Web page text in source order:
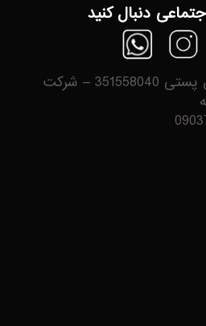
دنبال کنید
نشانی: سمنان، صندوق پستی 351558040 – شرکت